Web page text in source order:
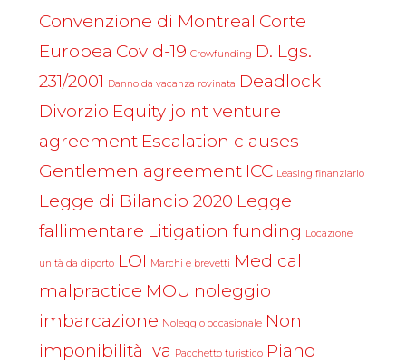
Convenzione di Montreal Corte
Europea Covid-19 Crowfunding D. Lgs.
231/2001 Danno da vacanza rovinata Deadlock
Divorzio Equity joint venture
agreement Escalation clauses
Gentlemen agreement ICC Leasing finanziario
Legge di Bilancio 2020 Legge
fallimentare Litigation funding Locazione
unità da diporto LOI Marchi e brevetti Medical
malpractice MOU noleggio
imbarcazione Noleggio occasionale Non
imponibilità iva Pacchetto turistico Piano